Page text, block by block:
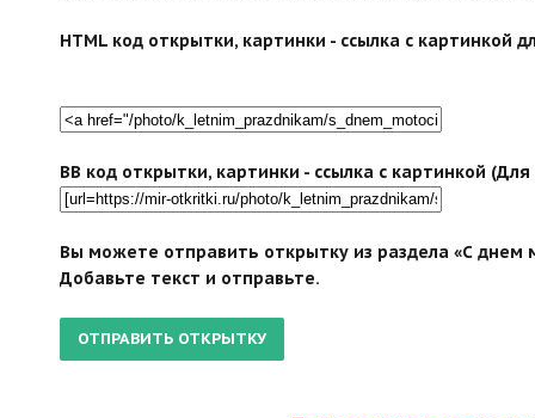
HTML код открытки, картинки - ссылка с картинкой
BB код открытки, картинки - ссылка с картинкой
Вы можете отправить открытку из раздела «С днем
Добавьте текст и отправьте.